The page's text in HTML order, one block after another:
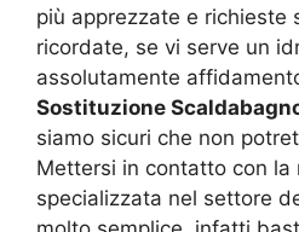
più apprezzate e richieste
ricordate, se vi serve un
assolutamente
Sostituzione
siamo sicuri che non
Mettersi in contatto con la
specializzata nel settore